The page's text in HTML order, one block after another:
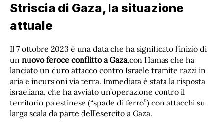
Striscia di Gaza, la situazione
attuale
Il 7 ottobre 2023 è una data che ha significato l’inizio di
un nuovo feroce conflitto a Gaza,con Hamas che ha
lanciato un duro attacco contro Israele tramite razzi in
aria e incursioni via terra. Immediata è stata la risposta
israeliana, che ha avviato un’operazione contro il
territorio palestinese (“spade di ferro”) con attacchi su
larga scala da parte dell’esercito a Gaza.